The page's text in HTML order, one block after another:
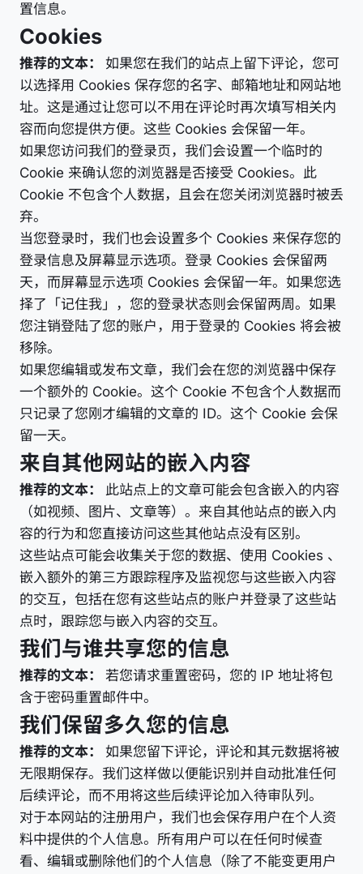
置信息。
Cookies
推荐的文本： 如果您在我们的站点上留下评论，您可
以选择用 Cookies 保存您的名字、邮箱地址和网站地
址。这是通过让您可以不用在评论时再次填写相关内
容而向您提供方便。这些 Cookies 会保留一年。
如果您访问我们的登录页，我们会设置一个临时的
Cookie 来确认您的浏览器是否接受 Cookies。此
Cookie 不包含个人数据，且会在您关闭浏览器时被丢
弃。
当您登录时，我们也会设置多个 Cookies 来保存您的
登录信息及屏幕显示选项。登录 Cookies 会保留两
天，而屏幕显示选项 Cookies 会保留一年。如果您选
择了「记住我」，您的登录状态则会保留两周。如果
您注销登陆了您的账户，用于登录的 Cookies 将会被
移除。
如果您编辑或发布文章，我们会在您的浏览器中保存
一个额外的 Cookie。这个 Cookie 不包含个人数据而
只记录了您刚才编辑的文章的 ID。这个 Cookie 会保
留一天。
来自其他网站的嵌入内容
推荐的文本： 此站点上的文章可能会包含嵌入的内容
（如视频、图片、文章等）。来自其他站点的嵌入内
容的行为和您直接访问这些其他站点没有区别。
这些站点可能会收集关于您的数据、使用 Cookies 、
嵌入额外的第三方跟踪程序及监视您与这些嵌入内容
的交互，包括在您有这些站点的账户并登录了这些站
点时，跟踪您与嵌入内容的交互。
我们与谁共享您的信息
推荐的文本： 若您请求重置密码，您的 IP 地址将包
含于密码重置邮件中。
我们保留多久您的信息
推荐的文本： 如果您留下评论，评论和其元数据将被
无限期保存。我们这样做以便能识别并自动批准任何
后续评论，而不用将这些后续评论加入待审队列。
对于本网站的注册用户，我们也会保存用户在个人资
料中提供的个人信息。所有用户可以在任何时候查
看、编辑或删除他们的个人信息（除了不能变更用户